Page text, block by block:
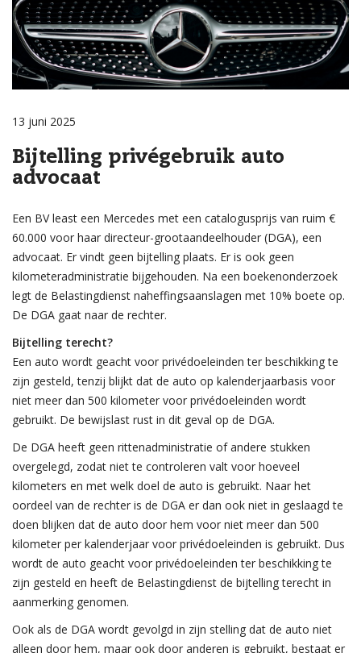
13 juni 2025
Bijtelling privégebruik auto
advocaat
Een BV least een Mercedes met een catalogusprijs van ruim €
60.000 voor haar directeur-grootaandeelhouder (DGA), een
advocaat. Er vindt geen bijtelling plaats. Er is ook geen
kilometeradministratie bijgehouden. Na een boekenonderzoek
legt de Belastingdienst naheffingsaanslagen met 10% boete op.
De DGA gaat naar de rechter.
Bijtelling terecht?
Een auto wordt geacht voor privédoeleinden ter beschikking te
zijn gesteld, tenzij blijkt dat de auto op kalenderjaarbasis voor
niet meer dan 500 kilometer voor privédoeleinden wordt
gebruikt. De bewijslast rust in dit geval op de DGA.
De DGA heeft geen rittenadministratie of andere stukken
overgelegd, zodat niet te controleren valt voor hoeveel
kilometers en met welk doel de auto is gebruikt. Naar het
oordeel van de rechter is de DGA er dan ook niet in geslaagd te
doen blijken dat de auto door hem voor niet meer dan 500
kilometer per kalenderjaar voor privédoeleinden is gebruikt. Dus
wordt de auto geacht voor privédoeleinden ter beschikking te
zijn gesteld en heeft de Belastingdienst de bijtelling terecht in
aanmerking genomen.
Ook als de DGA wordt gevolgd in zijn stelling dat de auto niet
alleen door hem, maar ook door anderen is gebruikt, bestaat er